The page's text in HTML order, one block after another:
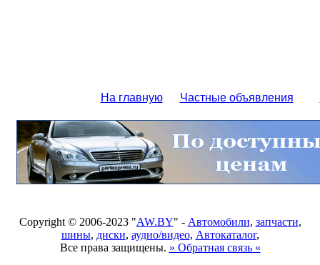
На главную Частные объявления
Copyright © 2006-2023 "AW.BY" - Автомобили, запчасти,
шины, диски, аудио/видео, Автокаталог,
Все права защищены. » Обратная связь «